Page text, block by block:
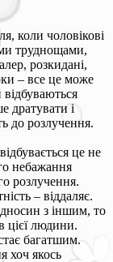
коли чоловікові
труднощами,
розкидані,
– все це може
дратувати і
до розлучення.
це не
небажання
розлучення.
– віддаляє.
з іншим, то
цієї людини.
багатшим.
хоч якось